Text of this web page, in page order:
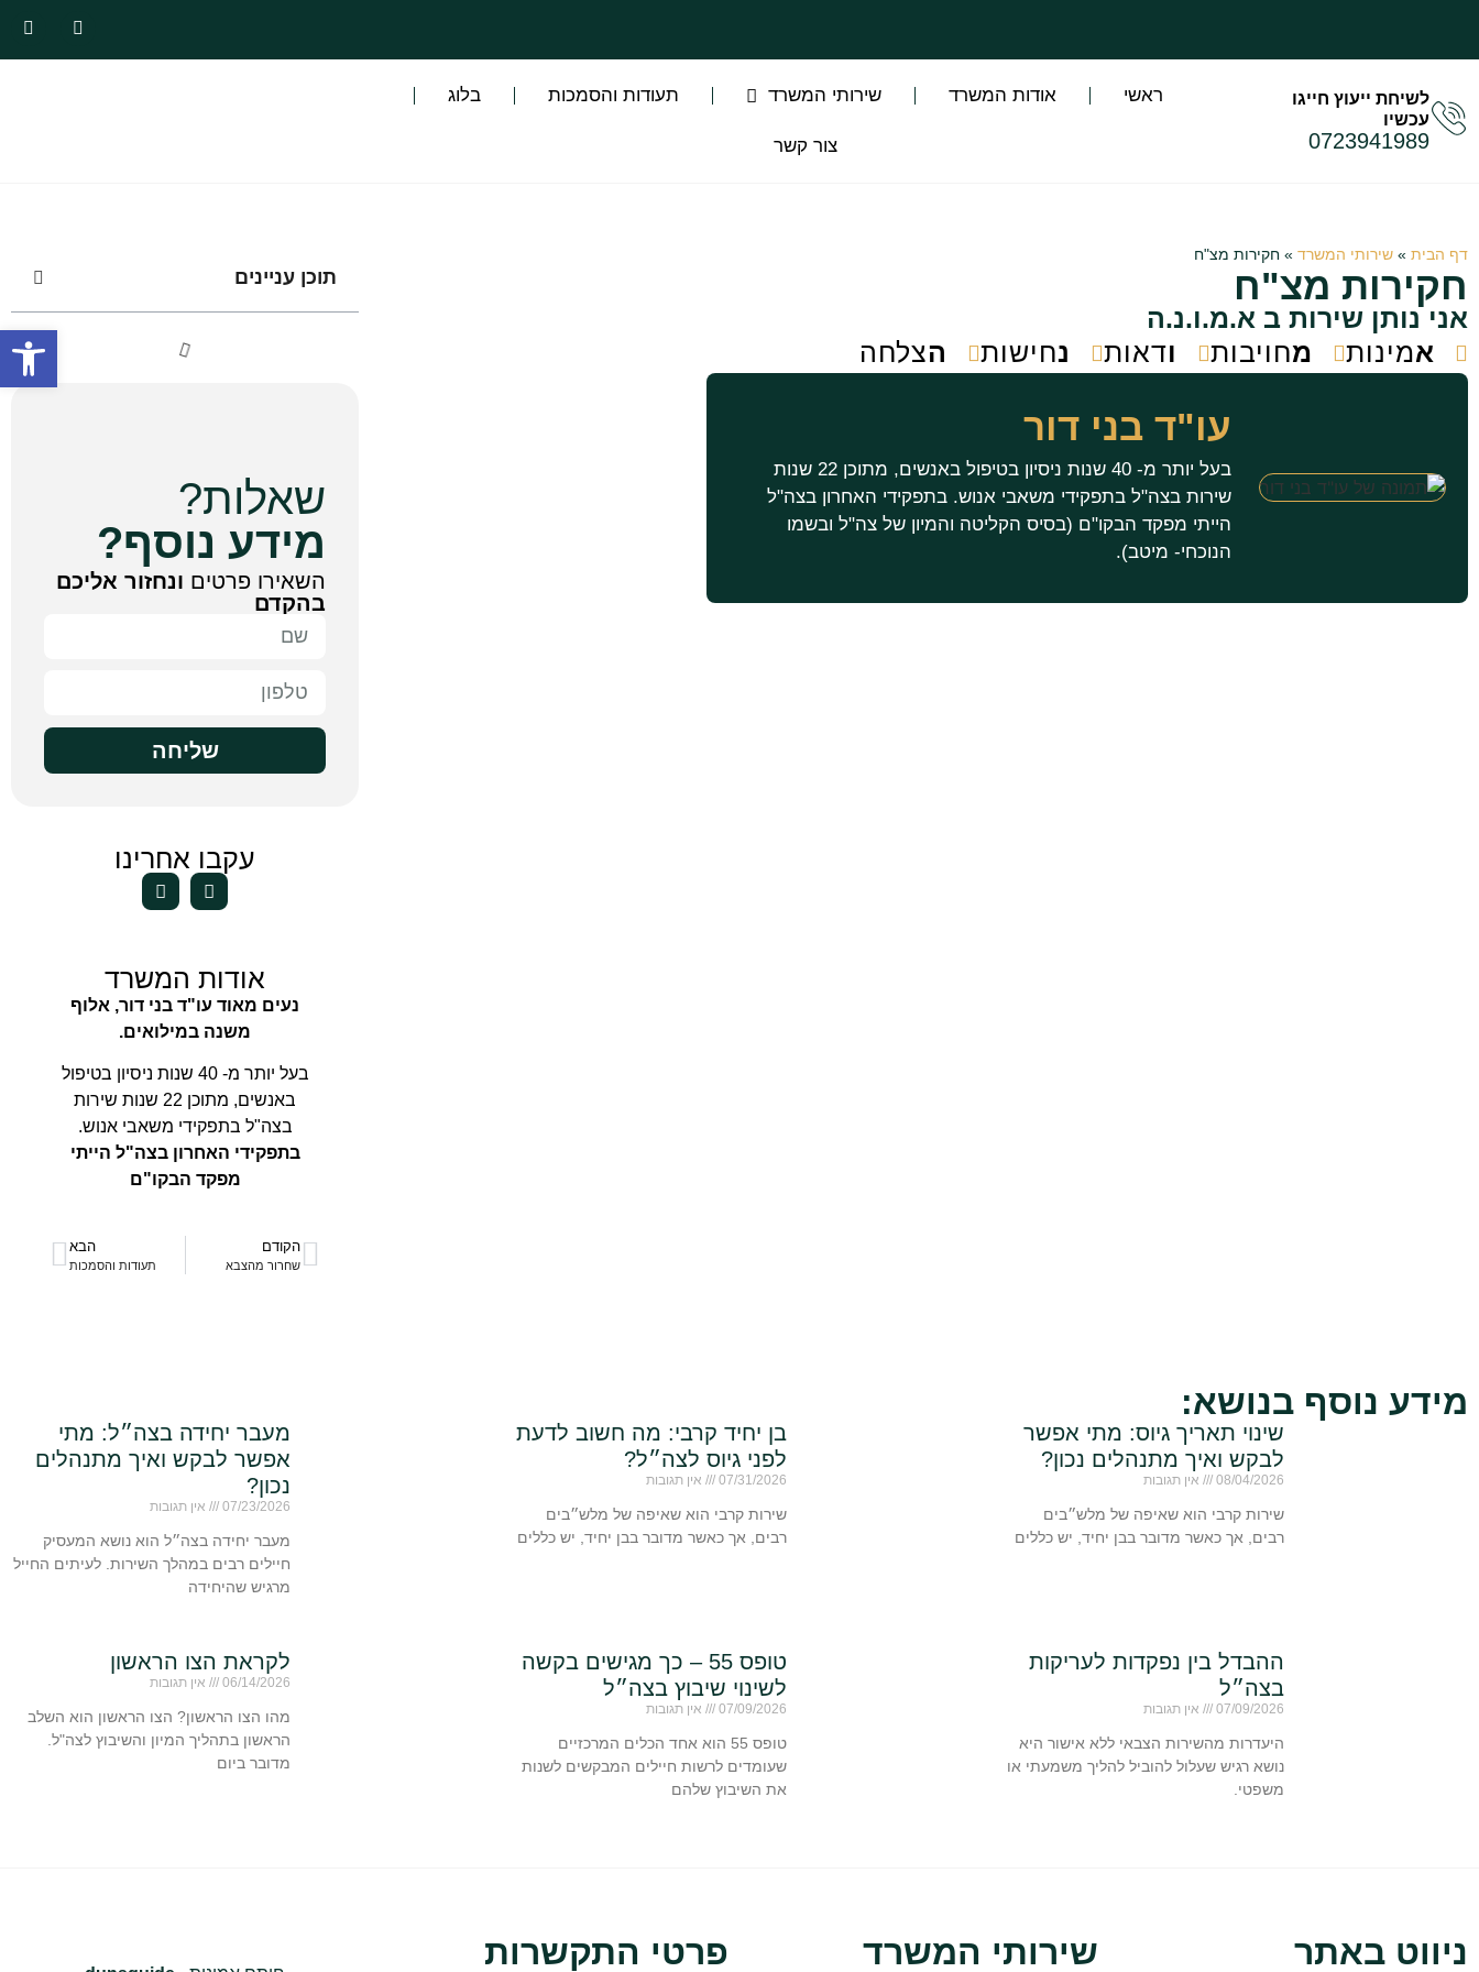
לשיחת ייעוץ חייגו
עכשיו
0723941989
ראשי אודות המשרד שירותי המשרד תעודות והסמכות בלוג
צור קשר
דף הבית » שירותי המשרד » חקירות מצ"ח
חקירות מצ"ח
אני נותן שירות ב א.מ.ו.נ.ה
אמינות מחויבות ודאות נחישות הצלחה
עו"ד בני דור
בעל יותר מ- 40 שנות ניסיון בטיפול באנשים, מתוכן 22 שנות
שירות בצה"ל בתפקידי משאבי אנוש. בתפקידי האחרון בצה"ל
הייתי מפקד הבקו"ם (בסיס הקליטה והמיון של צה"ל ובשמו
הנוכחי- מיטב).
תוכן עניינים
שאלות?
מידע נוסף?
השאירו פרטים ונחזור אליכם
בהקדם
שליחה
אודות המשרד
נעים מאוד עו"ד בני דור, אלוף
משנה במילואים.
בעל יותר מ- 40 שנות ניסיון בטיפול
באנשים, מתוכן 22 שנות שירות
בצה"ל בתפקידי משאבי אנוש.
בתפקידי האחרון בצה"ל הייתי
מפקד הבקו"ם
הקודם
שחרור מהצבא
הבא
תעודות והסמכות
עקבו אחרינו
מידע נוסף בנושא:
שינוי תאריך גיוס: מתי אפשר
לבקש ואיך מתנהלים נכון?
08/04/2026 אין תגובות
שירות קרבי הוא שאיפה של מלש״בים
רבים, אך כאשר מדובר בבן יחיד, יש כללים
בן יחיד קרבי: מה חשוב לדעת
לפני גיוס לצה״ל?
07/31/2026 אין תגובות
שירות קרבי הוא שאיפה של מלש״בים
רבים, אך כאשר מדובר בבן יחיד, יש כללים
מעבר יחידה בצה״ל: מתי
אפשר לבקש ואיך מתנהלים
נכון?
07/23/2026 אין תגובות
מעבר יחידה בצה״ל הוא נושא המעסיק
חיילים רבים במהלך השירות. לעיתים החייל
מרגיש שהיחידה
ההבדל בין נפקדות לעריקות
בצה״ל
07/09/2026 אין תגובות
היעדרות מהשירות הצבאי ללא אישור היא
נושא רגיש שעלול להוביל להליך משמעתי או
משפטי.
טופס 55 – כך מגישים בקשה
לשינוי שיבוץ בצה״ל
07/09/2026 אין תגובות
טופס 55 הוא אחד הכלים המרכזיים
שעומדים לרשות חיילים המבקשים לשנות
את השיבוץ שלהם
לקראת הצו הראשון
06/14/2026 אין תגובות
מהו הצו הראשון? הצו הראשון הוא השלב
הראשון בתהליך המיון והשיבוץ לצה"ל.
מדובר ביום
ניווט באתר שירותי המשרד פרטי התקשרות
פתח